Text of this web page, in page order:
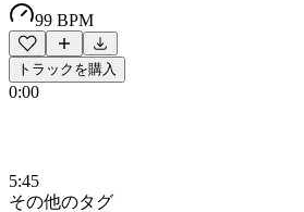
99 BPM
トラックを購入
0:00
5:45
その他のタグ